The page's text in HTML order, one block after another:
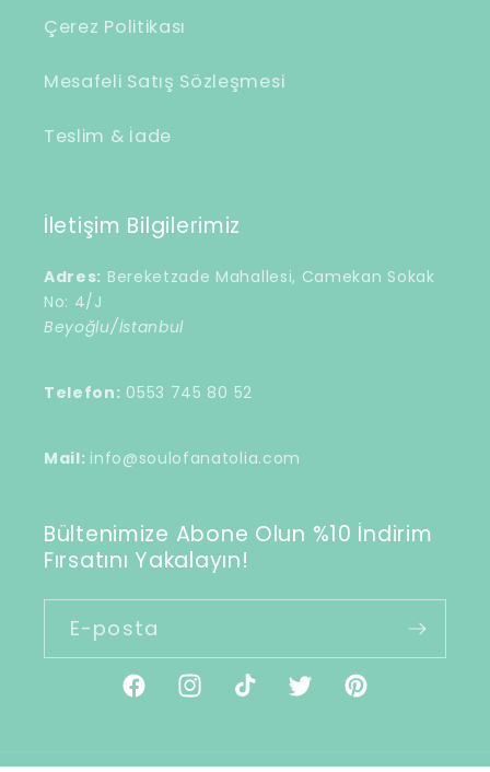
Çerez Politikası
Mesafeli Satış Sözleşmesi
Teslim & İade
İletişim Bilgilerimiz
Adres: Bereketzade Mahallesi, Camekan Sokak
No: 4/J
Beyoğlu/İstanbul
Telefon: 0553 745 80 52
Mail: info@soulofanatolia.com
Bültenimize Abone Olun %10 İndirim
Fırsatını Yakalayın!
E-posta
FacebookInstagramTikTokTwitterPinterest